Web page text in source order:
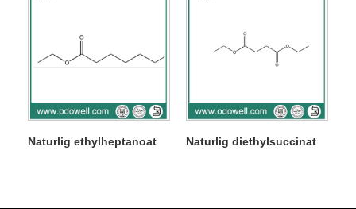
Naturlig ethylheptanoat Naturlig diethylsuccinat